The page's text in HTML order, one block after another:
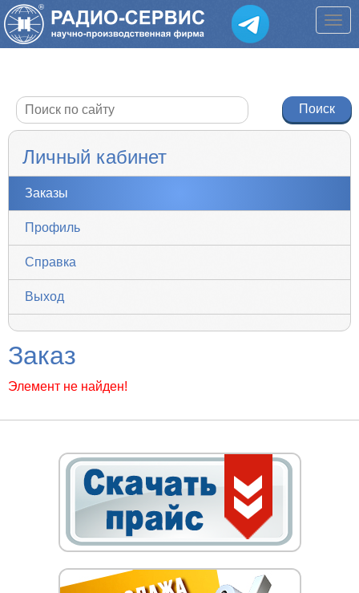
Личный кабинет
Заказы
Профиль
Справка
Выход
Заказ
Элемент не найден!